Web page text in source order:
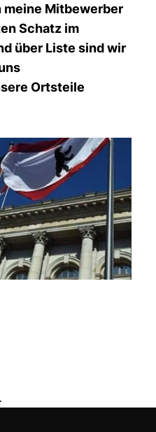
meine Mitbewerber
Schatz im
über Liste sind wir
Ortsteile